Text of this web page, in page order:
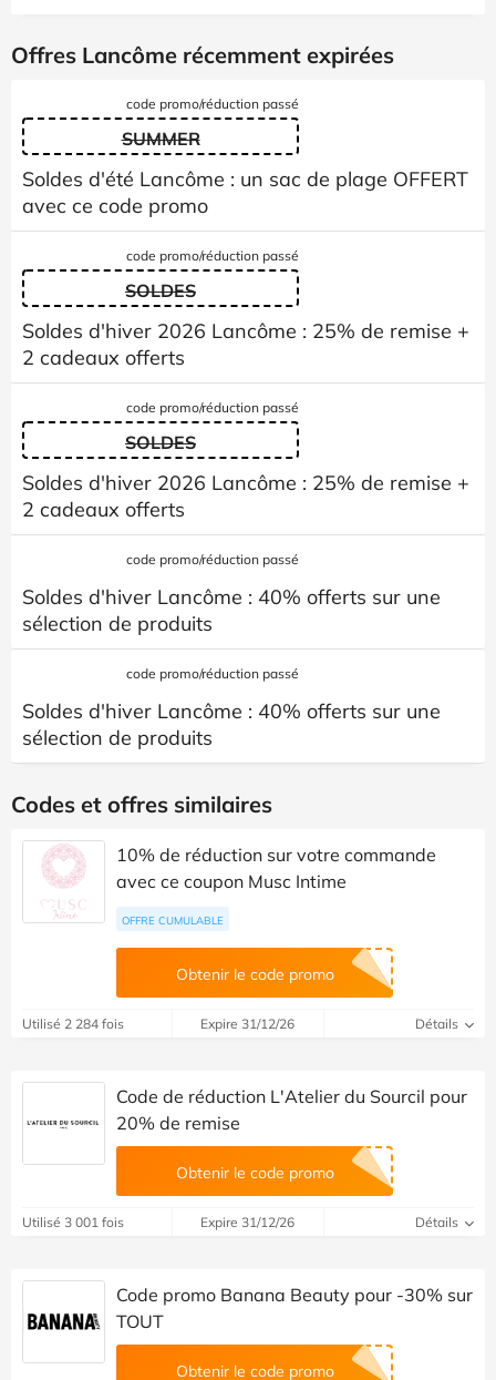
Offres Lancôme récemment expirées
code promo/réduction passé
SUMMER
Soldes d'été Lancôme : un sac de plage OFFERT
avec ce code promo
code promo/réduction passé
SOLDES
Soldes d'hiver 2026 Lancôme : 25% de remise +
2 cadeaux offerts
code promo/réduction passé
SOLDES
Soldes d'hiver 2026 Lancôme : 25% de remise +
2 cadeaux offerts
code promo/réduction passé
Soldes d'hiver Lancôme : 40% offerts sur une
sélection de produits
code promo/réduction passé
Soldes d'hiver Lancôme : 40% offerts sur une
sélection de produits
Codes et offres similaires
10% de réduction sur votre commande
avec ce coupon Musc Intime
OFFRE CUMULABLE
Obtenir le code promo
Utilisé 2 284 fois Expire 31/12/26 Détails
Code de réduction L'Atelier du Sourcil pour
20% de remise
Obtenir le code promo
Utilisé 3 001 fois Expire 31/12/26 Détails
Code promo Banana Beauty pour -30% sur
TOUT
Obtenir le code promo